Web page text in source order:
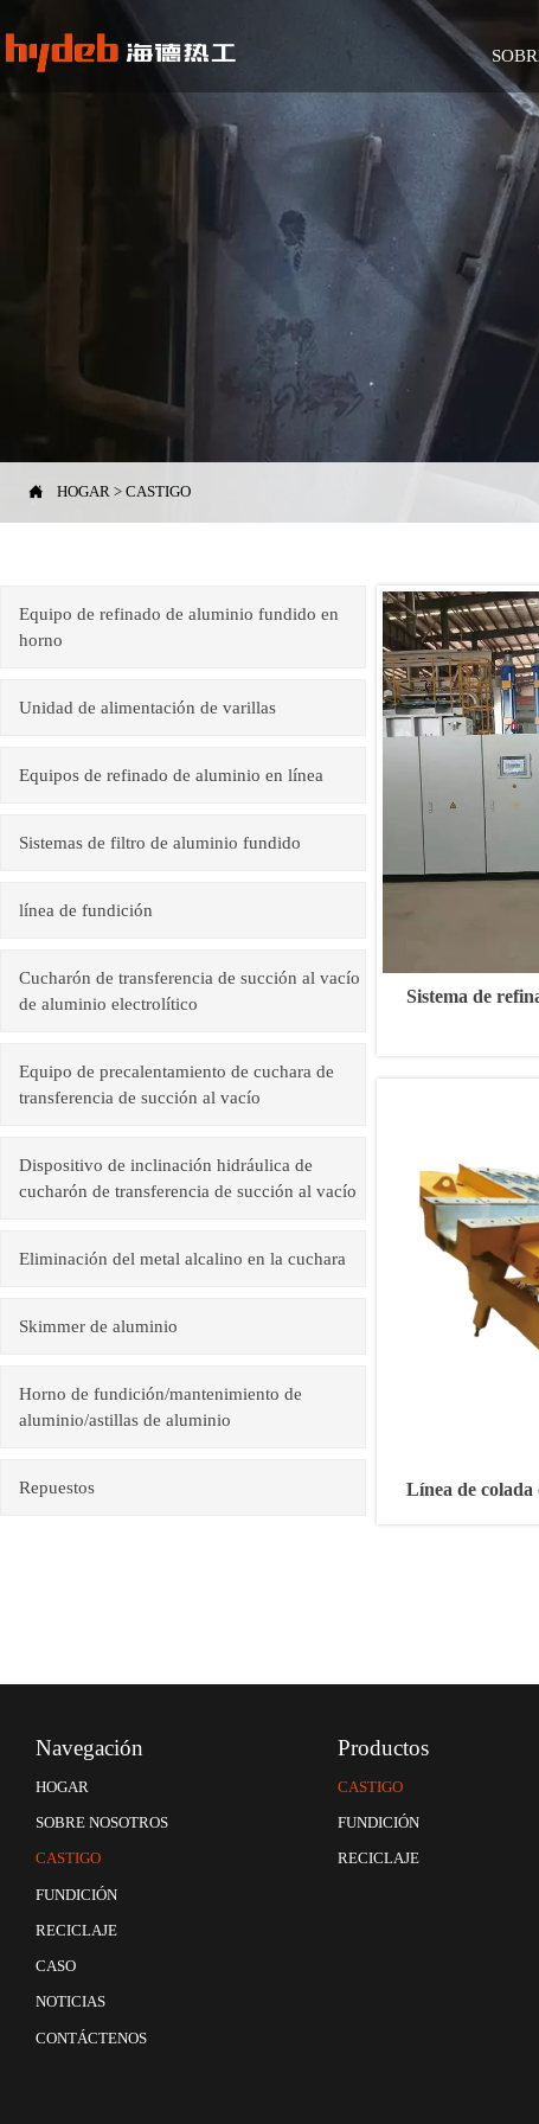
 HOGAR >CASTIGO
Equipo de refinado de aluminio fundido en
horno
Unidad de alimentación de varillas
Equipos de refinado de aluminio en línea
Sistemas de filtro de aluminio fundido
línea de fundición
Cucharón de transferencia de succión al vacío
de aluminio electrolítico
Equipo de precalentamiento de cuchara de
transferencia de succión al vacío
Dispositivo de inclinación hidráulica de
cucharón de transferencia de succión al vacío
Eliminación del metal alcalino en la cuchara
Skimmer de aluminio
Horno de fundición/mantenimiento de
aluminio/astillas de aluminio
Repuestos
Sistema de
Línea de
Navegación
HOGAR
SOBRE NOSOTROS
CASTIGO
FUNDICIÓN
RECICLAJE
CASO
NOTICIAS
CONTÁCTENOS
Productos
CASTIGO
FUNDICIÓN
RECICLAJE